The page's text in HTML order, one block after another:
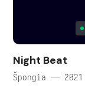
Night Beat
Špongia — 2021